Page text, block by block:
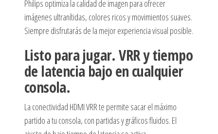
Philips optimiza la calidad de imagen para ofrecer
imágenes ultranítidas, colores ricos y movimientos suaves.
Siempre disfrutarás de la mejor experiencia visual posible.
Listo para jugar. VRR y tiempo
de latencia bajo en cualquier
consola.
La conectividad HDMI VRR te permite sacar el máximo
partido a tu consola, con partidas y gráficos fluidos. El